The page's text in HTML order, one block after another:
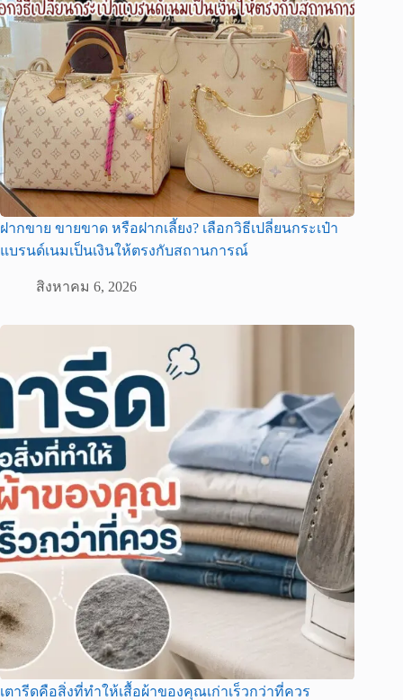
ฝากขาย ขายขาด หรือฝากเลี้ยง? เลือกวิธีเปลี่ยนกระเป๋า
แบรนด์เนมเป็นเงินให้ตรงกับสถานการณ์
สิงหาคม 6, 2026
เตารีดคือสิ่งที่ทำให้เสื้อผ้าของคุณเก่าเร็วกว่าที่ควร